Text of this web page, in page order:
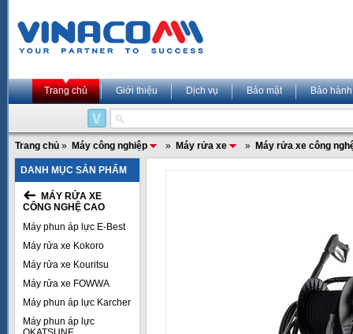
Trang chủ Giới thiệu Dịch vụ Bảo mật Bảo hành
Trang chủ » Máy công nghiệp » Máy rửa xe » Máy rửa xe công
DANH MỤC SẢN PHẨM
MÁY RỬA XE
CÔNG NGHỆ CAO
Máy phun áp lực E-Best
Máy rửa xe Kokoro
Máy rửa xe Kouritsu
Máy rửa xe FOWWA
Máy phun áp lực Karcher
Máy phun áp lực